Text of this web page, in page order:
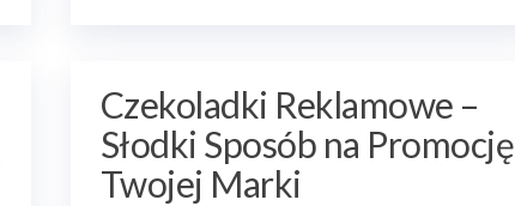
Czekoladki Reklamowe –
Słodki Sposób na Promocję
Twojej Marki